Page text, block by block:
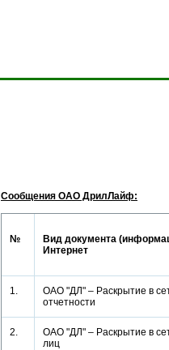
Сообщения ОАО ДрилЛайф:
№
Вид документа
Интернет
1.
ОАО "ДЛ" – Раскрытие в
отчетности
2.
ОАО "ДЛ" – Раскрытие в
лиц